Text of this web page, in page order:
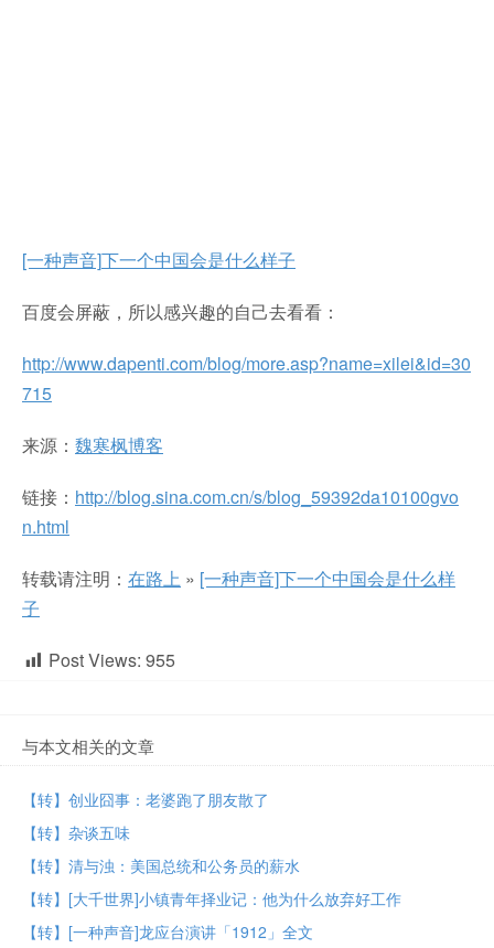
[一种声音]下一个中国会是什么样子
百度会屏蔽，所以感兴趣的自己去看看：
http://www.dapenti.com/blog/more.asp?name=xilei&id=30
715
来源： 魏寒枫博客
链接： http://blog.sina.com.cn/s/blog_59392da10100gvo
n.html
转载请注明： 在路上 » [一种声音]下一个中国会是什么样
子
Post Views: 955
与本文相关的文章
【转】创业囧事：老婆跑了朋友散了
【转】杂谈五味
【转】清与浊：美国总统和公务员的薪水
【转】[大千世界]小镇青年择业记：他为什么放弃好工作
【转】[一种声音]龙应台演讲「1912」全文